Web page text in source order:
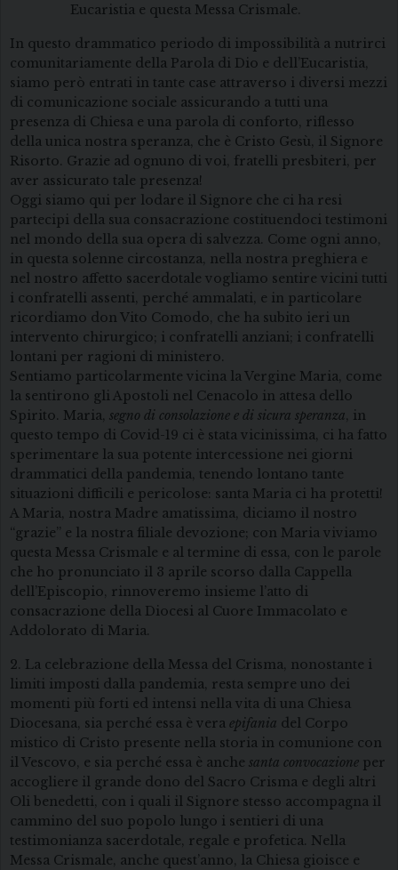
Eucaristia e questa Messa Crismale.
In questo drammatico periodo di impossibilità a nutrirci
comunitariamente della Parola di Dio e dell’Eucaristia,
siamo però entrati in tante case attraverso i diversi mezzi
di comunicazione sociale assicurando a tutti una
presenza di Chiesa e una parola di conforto, riflesso
della unica nostra speranza, che è Cristo Gesù, il Signore
Risorto. Grazie ad ognuno di voi, fratelli presbiteri, per
aver assicurato tale presenza!
Oggi siamo qui per lodare il Signore che ci ha resi
partecipi della sua consacrazione costituendoci testimoni
nel mondo della sua opera di salvezza. Come ogni anno,
in questa solenne circostanza, nella nostra preghiera e
nel nostro affetto sacerdotale vogliamo sentire vicini tutti
i confratelli assenti, perché ammalati, e in particolare
ricordiamo don Vito Comodo, che ha subito ieri un
intervento chirurgico; i confratelli anziani; i confratelli
lontani per ragioni di ministero.
Sentiamo particolarmente vicina la Vergine Maria, come
la sentirono gli Apostoli nel Cenacolo in attesa dello
Spirito. Maria, segno di consolazione e di sicura speranza, in
questo tempo di Covid-19 ci è stata vicinissima, ci ha fatto
sperimentare la sua potente intercessione nei giorni
drammatici della pandemia, tenendo lontano tante
situazioni difficili e pericolose: santa Maria ci ha protetti!
A Maria, nostra Madre amatissima, diciamo il nostro
“grazie” e la nostra filiale devozione; con Maria viviamo
questa Messa Crismale e al termine di essa, con le parole
che ho pronunciato il 3 aprile scorso dalla Cappella
dell’Episcopio, rinnoveremo insieme l’atto di
consacrazione della Diocesi al Cuore Immacolato e
Addolorato di Maria.
2. La celebrazione della Messa del Crisma, nonostante i
limiti imposti dalla pandemia, resta sempre uno dei
momenti più forti ed intensi nella vita di una Chiesa
Diocesana, sia perché essa è vera epifania del Corpo
mistico di Cristo presente nella storia in comunione con
il Vescovo, e sia perché essa è anche santa convocazione per
accogliere il grande dono del Sacro Crisma e degli altri
Oli benedetti, con i quali il Signore stesso accompagna il
cammino del suo popolo lungo i sentieri di una
testimonianza sacerdotale, regale e profetica. Nella
Messa Crismale, anche quest’anno, la Chiesa gioisce e